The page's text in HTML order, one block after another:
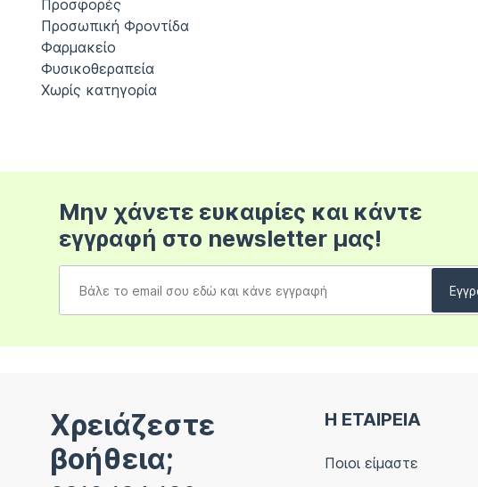
Προσφορές
Προσωπική Φροντίδα
Φαρμακείο
Φυσικοθεραπεία
Χωρίς κατηγορία
Μην χάνετε ευκαιρίες και κάντε
εγγραφή στο newsletter μας!
Χρειάζεστε
βοήθεια;
Η ΕΤΑΙΡΕΙΑ
Ποιοι είμαστε